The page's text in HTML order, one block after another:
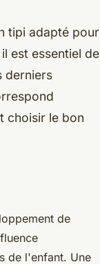
tipi adapté pour
est essentiel de
derniers
choisir le bon
de
de l'enfant. Une